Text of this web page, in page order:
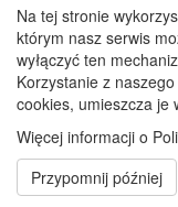
Na tej stronie
którym nasz serwis
wyłączyć ten
Korzystanie z
cookies, umieszcza je
Więcej informacji o
Przypomnij później